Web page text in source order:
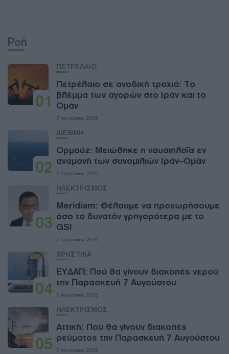
Ροή
01
ΠΕΤΡΕΛΑΙΟ
Πετρέλαιο σε ανοδική τροχιά: Το
βλέμμα των αγορών στο Ιράν και το
Ομάν
7 Αυγούστου 2026
02
ΔΙΕΘΝΗ
Ορμούζ: Μειώθηκε η ναυσιπλοΐα εν
αναμονή των συνομιλιών Ιράν–Ομάν
7 Αυγούστου 2026
03
ΗΛΕΚΤΡΙΣΜΟΣ
Meridiam: Θέλουμε να προχωρήσουμε
όσο το δυνατόν γρηγορότερα με το
GSI
7 Αυγούστου 2026
04
ΧΡΗΣΤΙΚΑ
ΕΥΔΑΠ: Πού θα γίνουν διακοπές νερού
την Παρασκευή 7 Αυγούστου
7 Αυγούστου 2026
05
ΗΛΕΚΤΡΙΣΜΟΣ
Αττική: Πού θα γίνουν διακοπές
ρεύματος την Παρασκευή 7 Αυγούστου
7 Αυγούστου 2026